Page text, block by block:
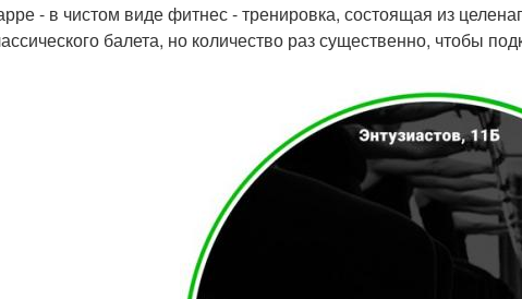
- в чистом виде фитнес - тренировка, состоящая из
балета, но количество раз существенно, чтобы